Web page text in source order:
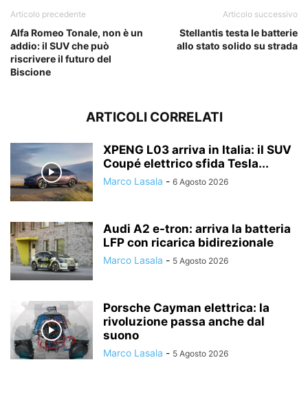
Articolo precedente
Alfa Romeo Tonale, non è un
addio: il SUV che può
riscrivere il futuro del
Biscione
Articolo successivo
Stellantis testa le batterie
allo stato solido su strada
ARTICOLI CORRELATI
XPENG L03 arriva in Italia: il SUV
Coupé elettrico sfida Tesla...
Marco Lasala - 6 Agosto 2026
Audi A2 e-tron: arriva la batteria
LFP con ricarica bidirezionale
Marco Lasala - 5 Agosto 2026
Porsche Cayman elettrica: la
rivoluzione passa anche dal
suono
Marco Lasala - 5 Agosto 2026